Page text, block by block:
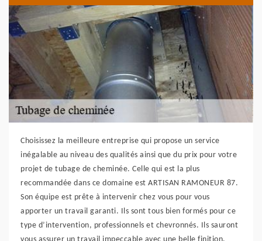
Choisissez la meilleure entreprise qui propose un service
inégalable au niveau des qualités ainsi que du prix pour votre
projet de tubage de cheminée. Celle qui est la plus
recommandée dans ce domaine est ARTISAN RAMONEUR 87.
Son équipe est prête à intervenir chez vous pour vous
apporter un travail garanti. Ils sont tous bien formés pour ce
type d’intervention, professionnels et chevronnés. Ils sauront